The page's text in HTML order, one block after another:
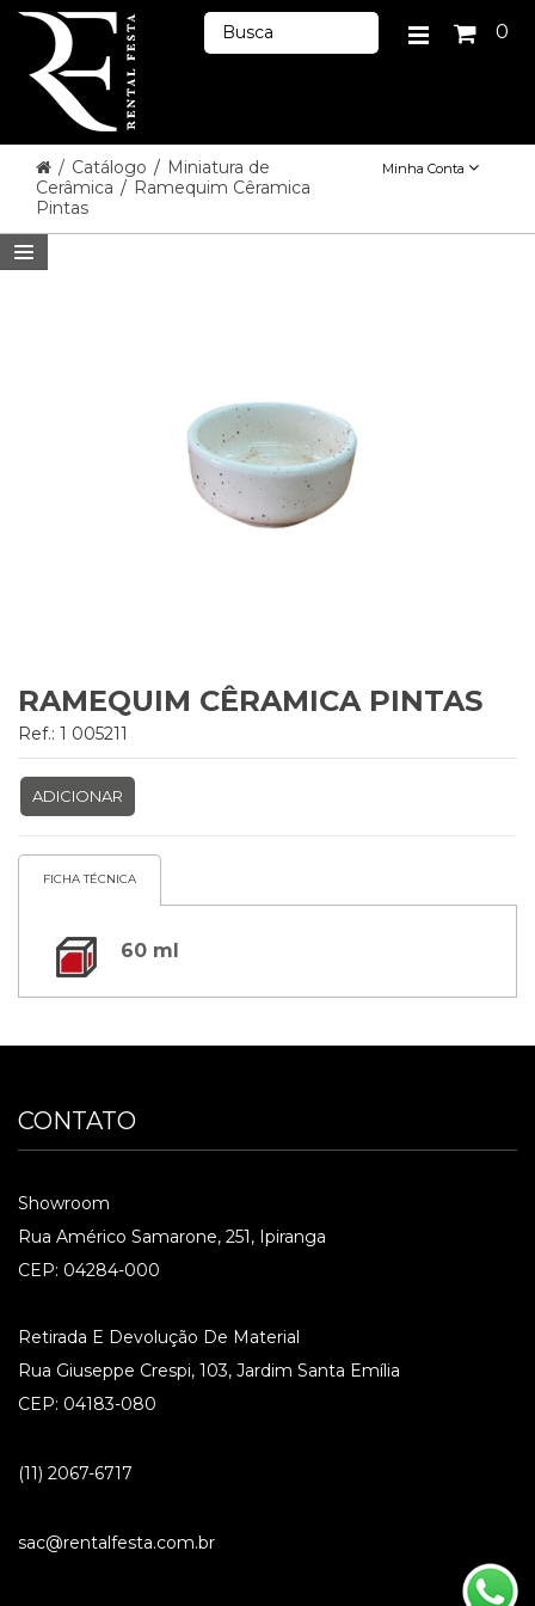
0
/ Catálogo / Miniatura de
Cerâmica / Ramequim Cêramica
Pintas
Minha Conta
RAMEQUIM CÊRAMICA PINTAS
Ref.: 1 005211
ADICIONAR
FICHA TÉCNICA
60 ml
CONTATO
Showroom
Rua Américo Samarone, 251, Ipiranga
CEP: 04284-000
Retirada E Devolução De Material
Rua Giuseppe Crespi, 103, Jardim Santa Emília
CEP: 04183-080
(11) 2067-6717
sac@rentalfesta.com.br